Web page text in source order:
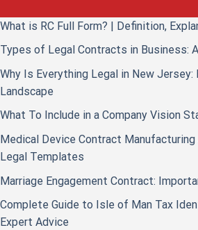
What is RC Full Form? | Definition,
Types of Legal Contracts in Business:
Why Is Everything Legal in New Jersey:
Landscape
What To Include in a Company Vision
Medical Device Contract
Legal Templates
Marriage Engagement Contract:
Complete Guide to Isle of Man Tax
Expert Advice